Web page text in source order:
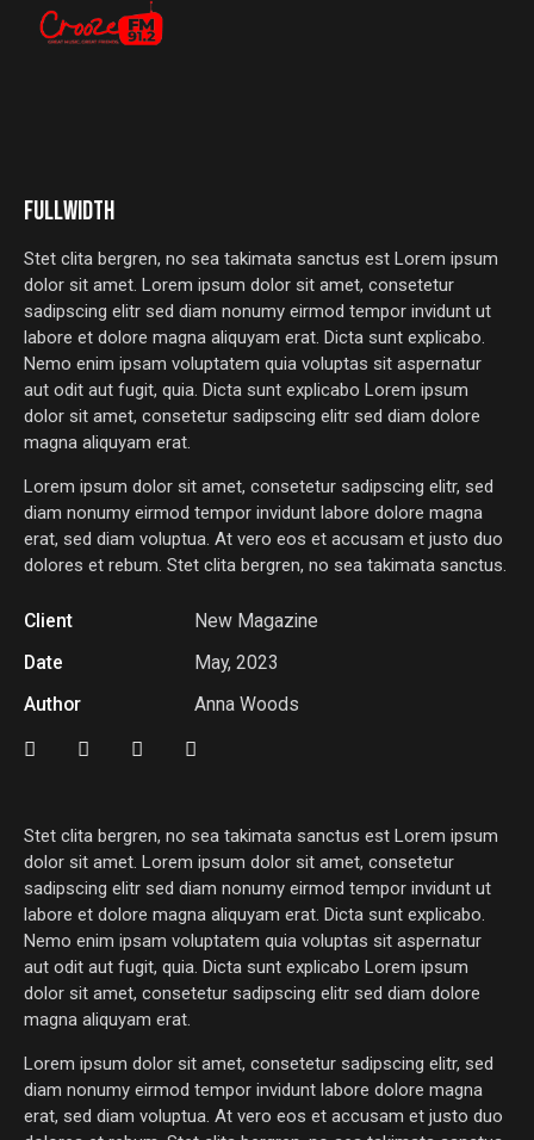
FULLWIDTH
Stet clita bergren, no sea takimata sanctus est Lorem ipsum
dolor sit amet. Lorem ipsum dolor sit amet, consetetur
sadipscing elitr sed diam nonumy eirmod tempor invidunt ut
labore et dolore magna aliquyam erat. Dicta sunt explicabo.
Nemo enim ipsam voluptatem quia voluptas sit aspernatur
aut odit aut fugit, quia. Dicta sunt explicabo Lorem ipsum
dolor sit amet, consetetur sadipscing elitr sed diam dolore
magna aliquyam erat.
Lorem ipsum dolor sit amet, consetetur sadipscing elitr, sed
diam nonumy eirmod tempor invidunt labore dolore magna
erat, sed diam voluptua. At vero eos et accusam et justo duo
dolores et rebum. Stet clita bergren, no sea takimata sanctus.
Client
New Magazine
Date
May, 2023
Author
Anna Woods
Stet clita bergren, no sea takimata sanctus est Lorem ipsum
dolor sit amet. Lorem ipsum dolor sit amet, consetetur
sadipscing elitr sed diam nonumy eirmod tempor invidunt ut
labore et dolore magna aliquyam erat. Dicta sunt explicabo.
Nemo enim ipsam voluptatem quia voluptas sit aspernatur
aut odit aut fugit, quia. Dicta sunt explicabo Lorem ipsum
dolor sit amet, consetetur sadipscing elitr sed diam dolore
magna aliquyam erat.
Lorem ipsum dolor sit amet, consetetur sadipscing elitr, sed
diam nonumy eirmod tempor invidunt labore dolore magna
erat, sed diam voluptua. At vero eos et accusam et justo duo